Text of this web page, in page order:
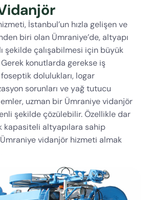
İstanbul’un hızla gelişen ve
biri olan Ümraniye’de, altyapı
şekilde çalışabilmesi için büyük
Gerek konutlarda gerekse iş
dolulukları, logar
sorunları ve yağ tutucu
uzman bir Ümraniye vidanjör
şekilde çözülebilir. Özellikle dar
kapasiteli altyapılara sahip
vidanjör hizmeti almak